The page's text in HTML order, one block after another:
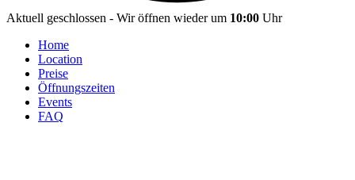
Aktuell geschlossen - Wir öffnen wieder um 10:00 Uhr
Home
Location
Preise
Öffnungszeiten
Events
FAQ